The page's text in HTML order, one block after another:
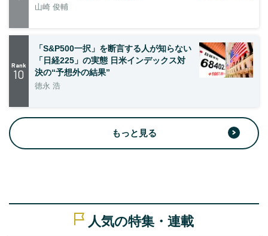
山崎 俊輔
Rank
10
「S&P500一択」を断言する人が知らない
「日経225」の実態 日米インデックス対
決の“予想外の結果”
徳永 浩
もっと見る
人気の特集・連載